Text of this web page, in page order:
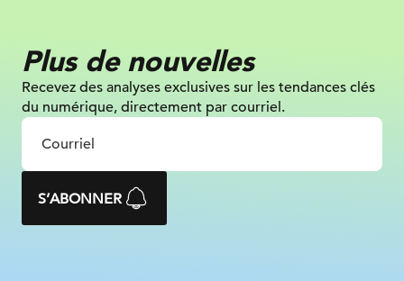
Plus de nouvelles
Recevez des analyses exclusives sur les tendances clés
du numérique, directement par courriel.
S’ABONNER